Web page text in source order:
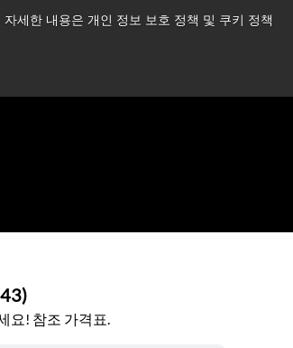
세한 내용은 개인 정보 보호 정책 및 쿠키 정책
→
)
요! 참조 가격표.